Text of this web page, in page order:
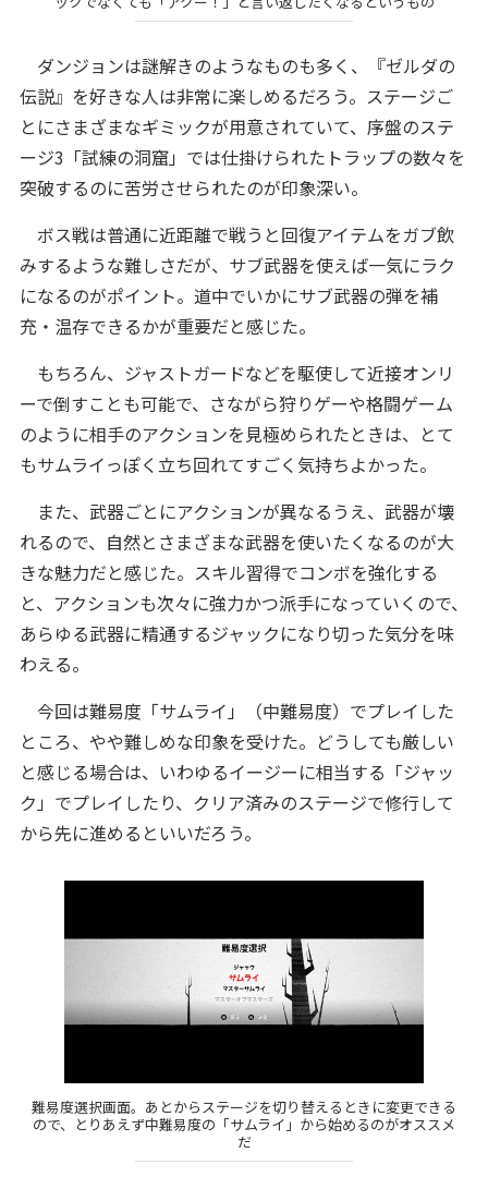
ダンジョンは謎解きのようなものも多く、『ゼルダの
伝説』を好きな人は非常に楽しめるだろう。ステージご
とにさまざまなギミックが用意されていて、序盤のステ
ージ3「試練の洞窟」では仕掛けられたトラップの数々を
突破するのに苦労させられたのが印象深い。
ボス戦は普通に近距離で戦うと回復アイテムをガブ飲
みするような難しさだが、サブ武器を使えば一気にラク
になるのがポイント。道中でいかにサブ武器の弾を補
充・温存できるかが重要だと感じた。
もちろん、ジャストガードなどを駆使して近接オンリ
ーで倒すことも可能で、さながら狩りゲーや格闘ゲーム
のように相手のアクションを見極められたときは、とて
もサムライっぽく立ち回れてすごく気持ちよかった。
また、武器ごとにアクションが異なるうえ、武器が壊
れるので、自然とさまざまな武器を使いたくなるのが大
きな魅力だと感じた。スキル習得でコンボを強化する
と、アクションも次々に強力かつ派手になっていくので、
あらゆる武器に精通するジャックになり切った気分を味
わえる。
今回は難易度「サムライ」（中難易度）でプレイした
ところ、やや難しめな印象を受けた。どうしても厳しい
と感じる場合は、いわゆるイージーに相当する「ジャッ
ク」でプレイしたり、クリア済みのステージで修行して
から先に進めるといいだろう。
難易度選択画面。あとからステージを切り替えるときに変更できる
ので、とりあえず中難易度の「サムライ」から始めるのがオススメ
だ